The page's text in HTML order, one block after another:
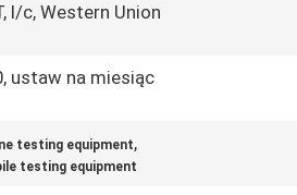
l/c, Western Union
ustaw na miesiąc
testing equipment,
testing equipment